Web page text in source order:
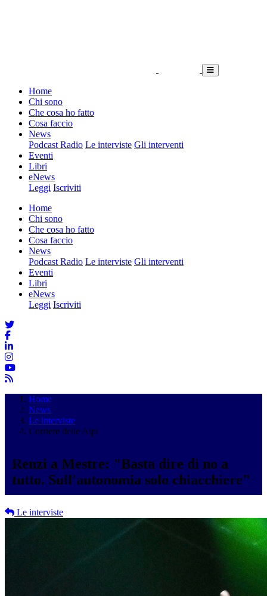
Home
Chi sono
Che cosa ho fatto
Cosa faccio
News
Podcast Radio Le interviste Gli interventi
Eventi
Libri
eNews
Leggi Iscriviti
Home
Chi sono
Che cosa ho fatto
Cosa faccio
News
Podcast Radio Le interviste Gli interventi
Eventi
Libri
eNews
Leggi Iscriviti
Home
News
Le interviste
Corriere delle Alpi
Renzi a Mestre: "Basta dire di no a
tutto. Sull'autonomia solo chiacchiere"
Le interviste